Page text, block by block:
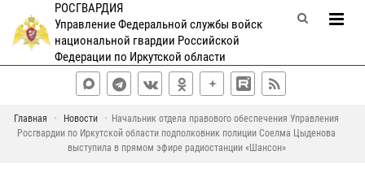
РОСГВАРДИЯ
Управление Федеральной службы войск
национальной гвардии Российской
Федерации по Иркутской области
Главная Новости
Начальник отдела правового обеспечения Управления
Росгвардии по Иркутской области подполковник полиции Соелма Цыденова
выступила в прямом эфире радиостанции «Шансон»